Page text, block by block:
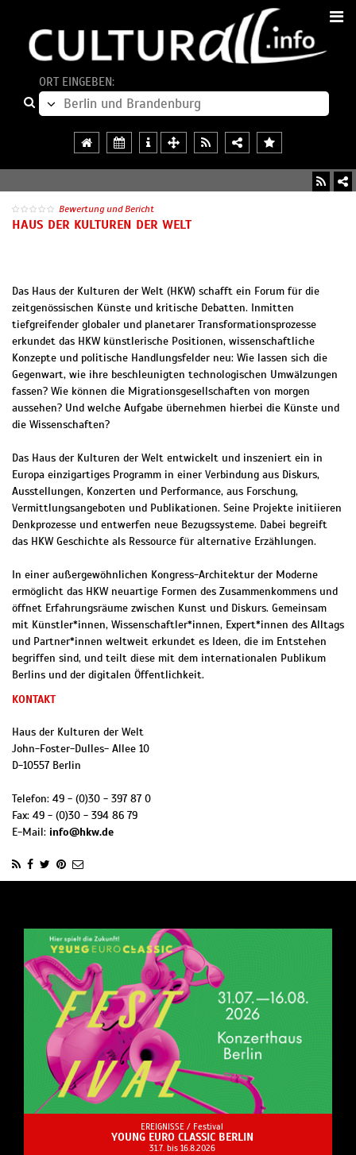
ORT EINGEBEN:
Bewertung und Bericht
HAUS DER KULTUREN DER WELT
Das Haus der Kulturen der Welt (HKW) schafft ein Forum für die
zeitgenössischen Künste und kritische Debatten. Inmitten
tiefgreifender globaler und planetarer Transformationsprozesse
erkundet das HKW künstlerische Positionen, wissenschaftliche
Konzepte und politische Handlungsfelder neu: Wie lassen sich die
Gegenwart, wie ihre beschleunigten technologischen Umwälzungen
fassen? Wie können die Migrationsgesellschaften von morgen
aussehen? Und welche Aufgabe übernehmen hierbei die Künste und
die Wissenschaften?
Das Haus der Kulturen der Welt entwickelt und inszeniert ein in
Europa einzigartiges Programm in einer Verbindung aus Diskurs,
Ausstellungen, Konzerten und Performance, aus Forschung,
Vermittlungsangeboten und Publikationen. Seine Projekte initiieren
Denkprozesse und entwerfen neue Bezugssysteme. Dabei begreift
das HKW Geschichte als Ressource für alternative Erzählungen.
In einer außergewöhnlichen Kongress-Architektur der Moderne
ermöglicht das HKW neuartige Formen des Zusammenkommens und
öffnet Erfahrungsräume zwischen Kunst und Diskurs. Gemeinsam
mit Künstler*innen, Wissenschaftler*innen, Expert*innen des Alltags
und Partner*innen weltweit erkundet es Ideen, die im Entstehen
begriffen sind, und teilt diese mit dem internationalen Publikum
Berlins und der digitalen Öffentlichkeit.
KONTAKT
Haus der Kulturen der Welt
John-Foster-Dulles- Allee 10
D-10557 Berlin
Telefon: 49 - (0)30 - 397 87 0
Fax: 49 - (0)30 - 394 86 79
E-Mail: info@hkw.de
EREIGNISSE / Festival
YOUNG EURO CLASSIC BERLIN
31.7. bis 16.8.2026